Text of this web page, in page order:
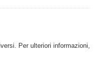
Per ulteriori informazioni,